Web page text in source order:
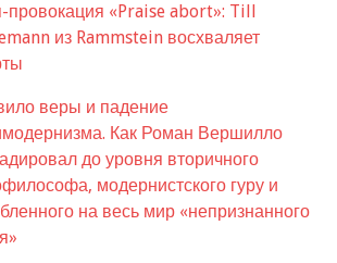
провокация «Praise abort»: Till
из Rammstein восхваляет
веры и падение
Как Роман Вершилло
до уровня вторичного
модернистского гуру и
на весь мир «непризнанного